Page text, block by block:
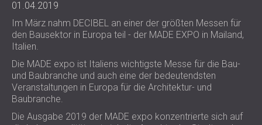
MASCHINEN UND ANLAGEN
SCHALLSCHUTZ UND AKUSTIK FÜR
PROFESSIONELLE STUDIOS
SCHALLSCHUTZ UND AKUSTIK FÜR
LABORE UND PRÜFEINRICHTUNGEN
SCHALLSCHUTZ UND AKUSTIK FÜR
RESTAURANTS UND CLUBS
SCHALLSCHUTZ UND
BAUÜBERWACHUNG
BAUAUSFÜHRUNG
DOWNLOADBEREICH
DEUTSCHLAND (DE)
БЪЛГАРИЯ (BG)
GREAT BRITAIN (GB)
ÖSTERREICH (AT)
SRBIJA (RS)
01.04.2019
Im März nahm DECIBEL an einer der größten Messen für
den Bausektor in Europa teil - der MADE EXPO in Mailand,
Italien.
Die MADE expo ist Italiens wichtigste Messe für die Bau-
und Baubranche und auch eine der bedeutendsten
Veranstaltungen in Europa für die Architektur- und
Baubranche.
Die Ausgabe 2019 der MADE expo konzentrierte sich auf